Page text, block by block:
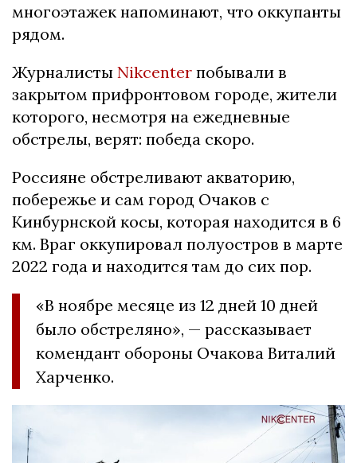
многоэтажек напоминают, что оккупанты
рядом.
Журналисты Nikcenter побывали в
закрытом прифронтовом городе, жители
которого, несмотря на ежедневные
обстрелы, верят: победа скоро.
Россияне обстреливают акваторию,
побережье и сам город Очаков с
Кинбурнской косы, которая находится в 6
км. Враг оккупировал полуостров в марте
2022 года и находится там до сих пор.
«В ноябре месяце из 12 дней 10 дней
было обстреляно», — рассказывает
комендант обороны Очакова Виталий
Харченко.